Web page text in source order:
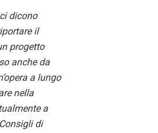
dicono
il
progetto
anche da
a lungo
nella
a
di